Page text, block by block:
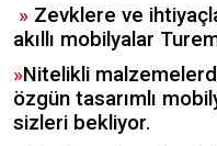
» Zevklere ve
akıllı mobilyalar
»Nitelikli
özgün tasarımlı
sizleri bekliyor.